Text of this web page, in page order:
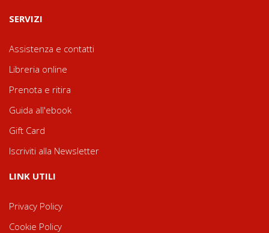
SERVIZI
Assistenza e contatti
Libreria online
Prenota e ritira
Guida all'ebook
Gift Card
Iscriviti alla Newsletter
LINK UTILI
Privacy Policy
Cookie Policy